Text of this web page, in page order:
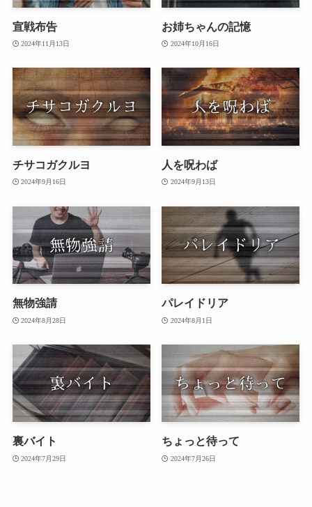
宣戦布告
2024年11月13日
お姉ちゃんの記憶
2024年10月16日
チサコガクルヨ
2024年9月16日
人を呪わば
2024年9月13日
無物強請
2024年8月28日
パレイドリア
2024年8月1日
裏バイト
2024年7月29日
ちょっと待って
2024年7月26日